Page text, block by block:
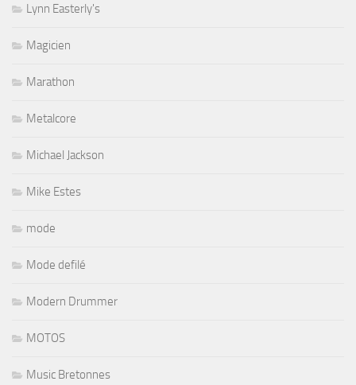
Lynn Easterly's
Magicien
Marathon
Metalcore
Michael Jackson
Mike Estes
mode
Mode defilé
Modern Drummer
MOTOS
Music Bretonnes